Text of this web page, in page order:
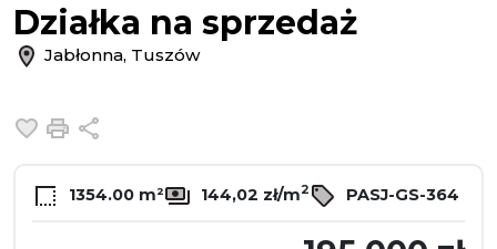
Działka na sprzedaż
Jabłonna, Tuszów
Dodaj do ulubionych
Drukuj
1354.00 m² 144,02 zł/m2 PASJ-GS-364